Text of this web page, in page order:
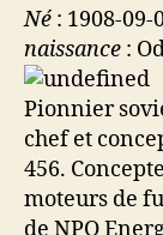
Né : 1908-09-
naissance :
Pionnier
chef et
456.
moteurs de